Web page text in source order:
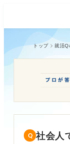
トップ 就活
社会人